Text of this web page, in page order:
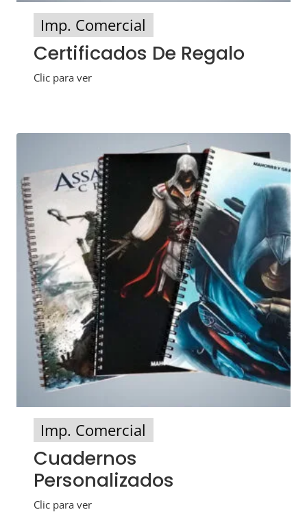
Imp. Comercial
Certificados De Regalo
Clic para ver
Imp. Comercial
Cuadernos
Personalizados
Clic para ver